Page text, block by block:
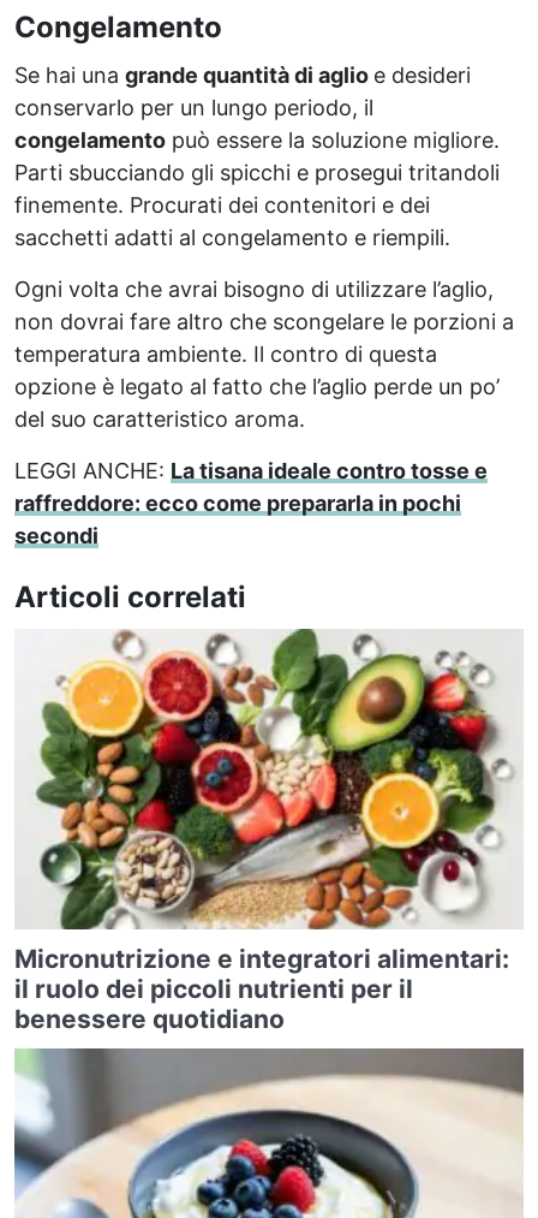
Congelamento
Se hai una grande quantità di aglio e desideri
conservarlo per un lungo periodo, il
congelamento può essere la soluzione migliore.
Parti sbucciando gli spicchi e prosegui tritandoli
finemente. Procurati dei contenitori e dei
sacchetti adatti al congelamento e riempili.
Ogni volta che avrai bisogno di utilizzare l’aglio,
non dovrai fare altro che scongelare le porzioni a
temperatura ambiente. Il contro di questa
opzione è legato al fatto che l’aglio perde un po’
del suo caratteristico aroma.
LEGGI ANCHE: La tisana ideale contro tosse e
raffreddore: ecco come prepararla in pochi
secondi
Articoli correlati
Micronutrizione e integratori alimentari:
il ruolo dei piccoli nutrienti per il
benessere quotidiano